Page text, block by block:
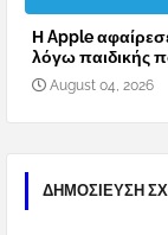
Η Apple
λόγω παιδικής
August 04, 2026
ΔΗΜΟΣΊΕΥΣΗ